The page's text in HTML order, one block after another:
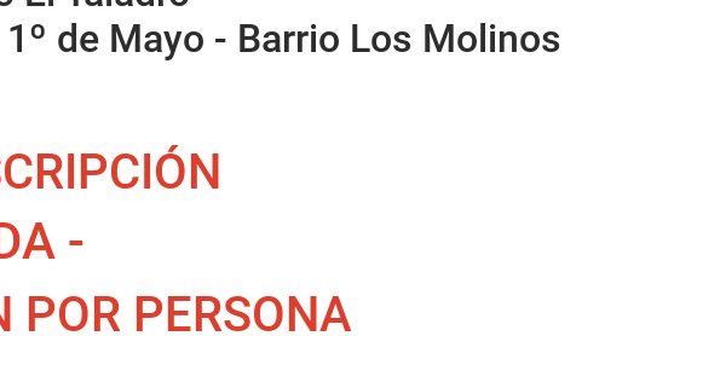
de Mayo - Barrio Los Molinos
-
POR PERSONA